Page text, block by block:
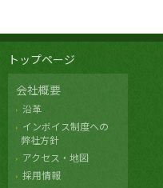
トップページ
会社概要
沿革
インボイス制度への
弊社方針
アクセス・地図
採用情報